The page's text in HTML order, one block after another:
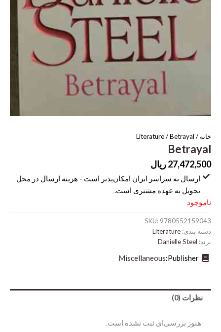
DK
Hirmer
خانه /
Literature/ Betrayal
Betrayal
27,472,500ریال
ارسال به سراسر ایران امکان‌پذیر است - هزینه ارسال در محل
تحویل به عهده مشتری است.
ناموجود
SKU: 9780552159043
دسته بندی: Literature
برند: Danielle Steel
Publisher:
Miscellaneous
نظرات (0)
هنوز بررسی‌ای ثبت نشده است.